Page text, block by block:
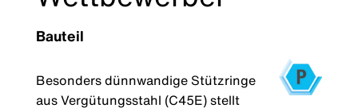
Bauteil
Besonders dünnwandige Stützringe
aus Vergütungsstahl (C45E) stellt